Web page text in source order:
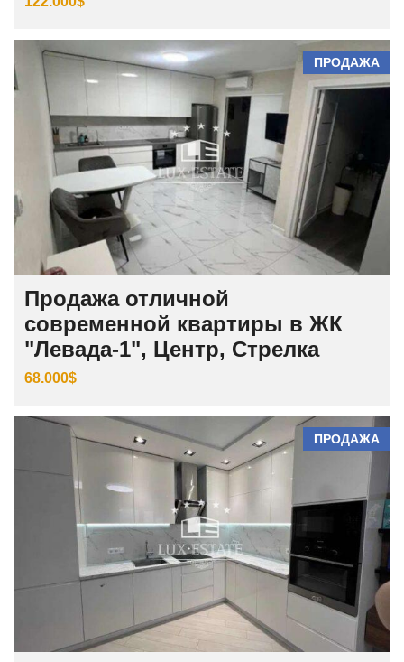
ПРОДАЖА
Продажа отличной
современной квартиры в ЖК
"Левада-1", Центр, Стрелка
68.000$
ПРОДАЖА